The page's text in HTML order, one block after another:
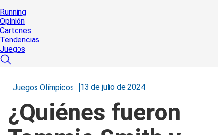
Running
Opinión
Cartones
Tendencias
Juegos
Juegos Olímpicos 13 de julio de 2024
¿Quiénes fueron